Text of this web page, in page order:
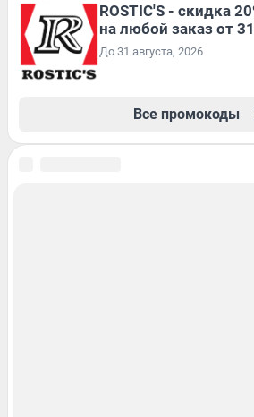
ROSTIC'S - скидка
на любой заказ от
До 31 августа, 2026
Все промокоды